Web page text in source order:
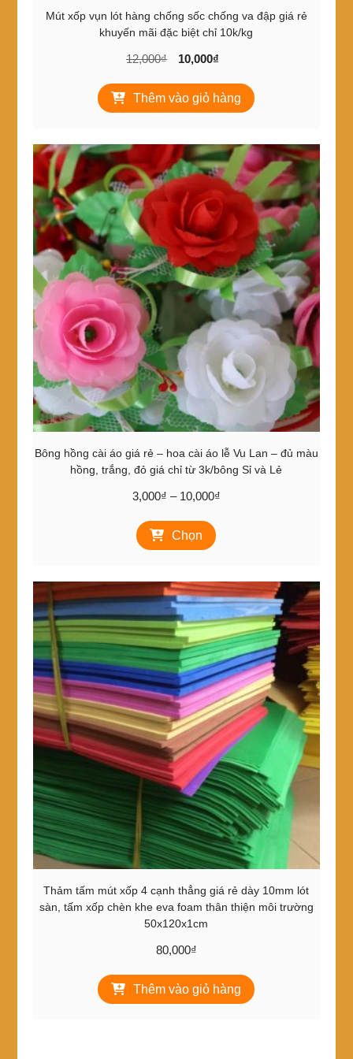
Mút xốp vụn lót hàng chống sốc chống va đập giá rẻ
khuyến mãi đặc biệt chỉ 10k/kg
12,000₫
Giá
là:
12,000₫.
10,000₫
tại
là:
Thêm vào giỏ hàng
Bông hồng cài áo giá rẻ – hoa cài áo lễ Vu Lan – đủ màu
hồng, trắng, đỏ giá chỉ từ 3k/bông Sỉ và Lẻ
3,000₫ – 10,000₫Khoảng
10,000₫
Chọn
phẩm
nhiều
biến
thể.
Các
tùy
chọn
có
thể
được
chọn
trên
trang
sản
phẩm
Thảm tấm mút xốp 4 cạnh thẳng giá rẻ dày 10mm lót
sàn, tấm xốp chèn khe eva foam thân thiện môi trường
50x120x1cm
80,000₫
Thêm vào giỏ hàng